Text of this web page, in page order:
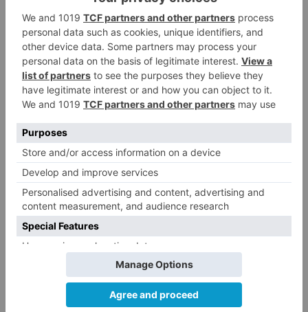
contravenir abiertamente el ordenamiento
jurídico.
El Ministerio de Sanidad avisa al Gobierno de
Castilla y León, con implementar "actuaciones
jurídicas adicionales" en el caso de no obedecer
que considera que estas medidas "pueden
contravenir abiertamente el ordenamiento
jurídico.
También, amenaza con emprender a su vez
"acciones legales", "dado que la aplicación
de las medidas anunciadas por parte de la
Junta de Castilla y León podrían vulnerar el
ejercicio efectivo de derechos
fundamentales y también se extralimitan de